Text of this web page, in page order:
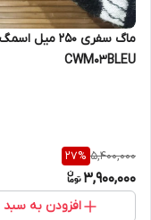
ماگ سفری 250
CWM03BLEU
5,400,000
27%
3,900,000
افزودن به سبد